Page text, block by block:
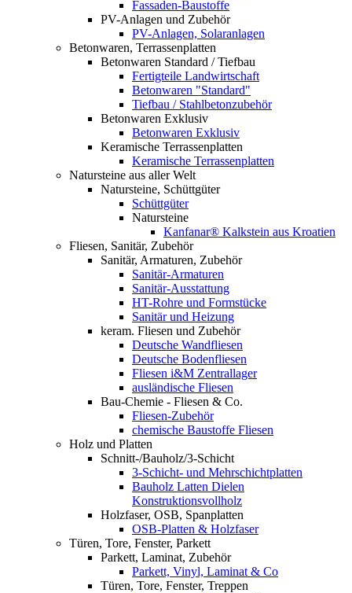
Fassaden-Baustoffe
PV-Anlagen und Zubehör
PV-Anlagen, Solaranlagen
Betonwaren, Terrassenplatten
Betonwaren Standard / Tiefbau
Fertigteile Landwirtschaft
Betonwaren "Standard"
Tiefbau / Stahlbetonzubehör
Betonwaren Exklusiv
Betonwaren Exklusiv
Keramische Terrassenplatten
Keramische Terrassenplatten
Natursteine aus aller Welt
Natursteine, Schüttgüter
Schüttgüter
Natursteine
Kanfanar® Kalkstein aus Kroatien
Fliesen, Sanitär, Zubehör
Sanitär, Armaturen, Zubehör
Sanitär-Armaturen
Sanitär-Ausstattung
HT-Rohre und Formstücke
Sanitär und Heizung
keram. Fliesen und Zubehör
Deutsche Wandfliesen
Deutsche Bodenfliesen
Fliesen i&M Zentrallager
ausländische Fliesen
Bau-Chemie - Fliesen & Co.
Fliesen-Zubehör
chemische Baustoffe Fliesen
Holz und Platten
Schnitt-/Bauholz/3-Schicht
3-Schicht- und Mehrschichtplatten
Bauholz Latten Dielen
Konstruktionsvollholz
Holzfaser, OSB, Spanplatten
OSB-Platten & Holzfaser
Türen, Tore, Fenster, Parkett
Parkett, Laminat, Zubehör
Parkett, Vinyl, Laminat & Co
Türen, Tore, Fenster, Treppen